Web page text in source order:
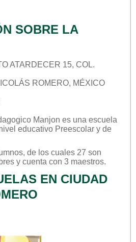
SOBRE LA
ATARDECER 15, COL.
ROMERO, MÉXICO
Manjon es una escuela
educativo Preescolar y de
de los cuales 27 son
y cuenta con 3 maestros.
EN CIUDAD